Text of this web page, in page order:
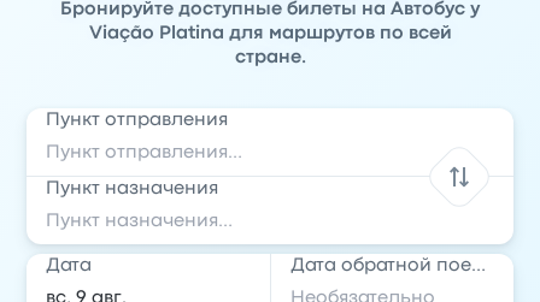
Бронируйте доступные билеты на Автобус у
Viação Platina для маршрутов по всей
стране.
Пункт отправления
Пункт назначения
Дата Дата обратной поездки